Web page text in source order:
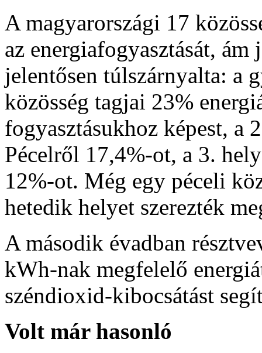
A magyarországi 17
az energiafogyasztását,
jelentősen túlszárnyalta: a
közösség tagjai 23%
fogyasztásukhoz képest, a
Pécelről 17,4%-ot, a 3.
12%-ot. Még egy péceli
hetedik helyet szerezték
A második évadban
kWh-nak megfelelő
széndioxid-kibocsátást
Volt már hasonló